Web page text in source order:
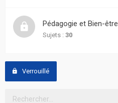
Sujets
sans
réponse
actifs
RACCOURCIS
Pédagogie et Bien-être
Sujets : 30
Verrouillé